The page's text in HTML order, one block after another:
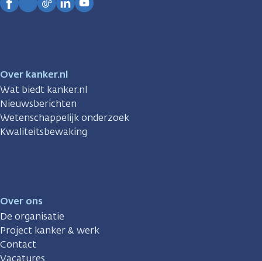
Over kanker.nl
Wat biedt kanker.nl
Nieuwsberichten
Wetenschappelijk onderzoek
Kwaliteitsbewaking
Over ons
De organisatie
Project kanker & werk
Contact
Vacatures